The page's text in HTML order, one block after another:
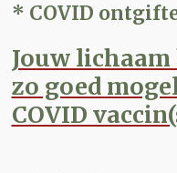
* COVID
Jouw
zo goed
COVID